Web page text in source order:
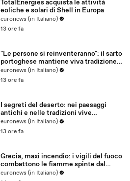
TotalEnergies acquista le attività
eoliche e solari di Shell in Europa
euronews (in Italiano)
13 ore fa
"Le persone si reinventeranno": il sarto
portoghese mantiene viva tradizione
degli abiti su misura
euronews (in Italiano)
13 ore fa
I segreti del deserto: nei paesaggi
antichi e nelle tradizioni vive
dell'Uzbekistan
euronews (in Italiano)
13 ore fa
Grecia, maxi incendio: i vigili del fuoco
combattono le fiamme spinte dal
vento
euronews (in Italiano)